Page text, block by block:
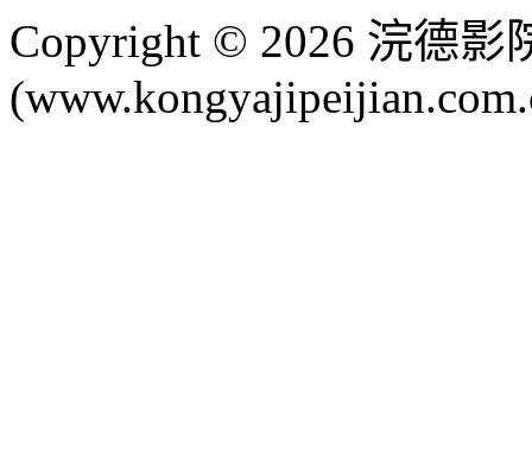
Copyright © 2026 浣德影